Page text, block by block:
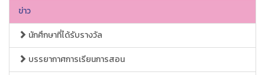
ข่าว
นักศึกษาที่ได้รับรางวัล
บรรยากาศการเรียนการสอน